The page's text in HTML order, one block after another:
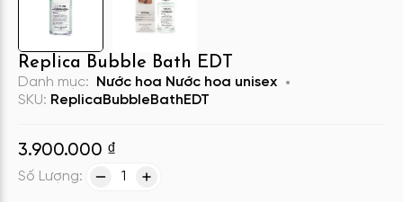
Replica Bubble Bath EDT
Danh mục: Nước hoa Nước hoa unisex
SKU: ReplicaBubbleBathEDT
3.900.000 ₫
Số Lượng: 1